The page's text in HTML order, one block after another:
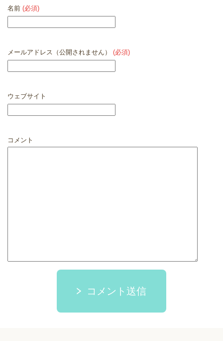
名前 (必須)
メールアドレス（公開されません） (必須)
ウェブサイト
コメント
コメント送信